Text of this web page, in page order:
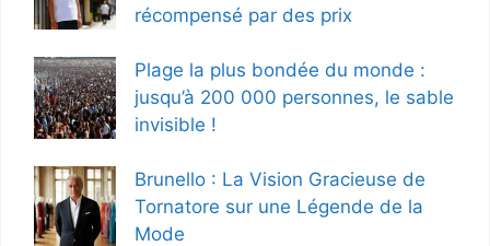
récompensé par des prix
Plage la plus bondée du monde :
jusqu’à 200 000 personnes, le sable
invisible !
Brunello : La Vision Gracieuse de
Tornatore sur une Légende de la
Mode